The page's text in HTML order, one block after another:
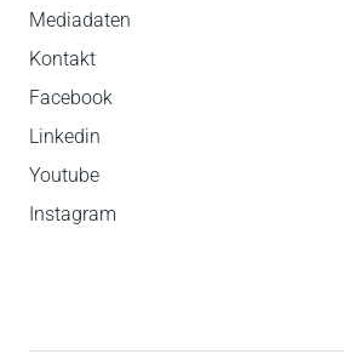
Mediadaten
Kontakt
Facebook
Linkedin
Youtube
Instagram